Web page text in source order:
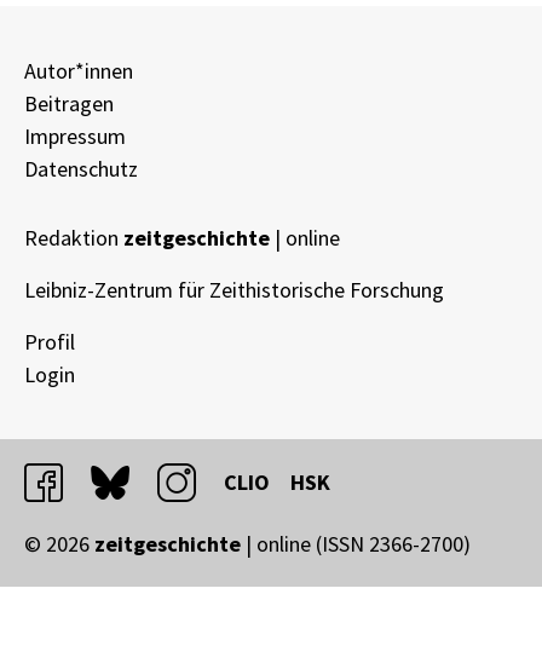
Autor*innen
Beitragen
Impressum
Datenschutz
Redaktion zeitgeschichte | online
Leibniz-Zentrum für Zeithistorische Forschung
Profil
Login
facebookbluesky instagram
CLIO HSK
© 2026 zeitgeschichte | online (ISSN 2366-2700)